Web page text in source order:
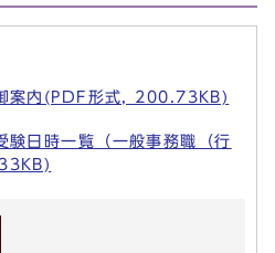
案内(PDF形式, 200.73KB)
日時一覧（一般事務職（行